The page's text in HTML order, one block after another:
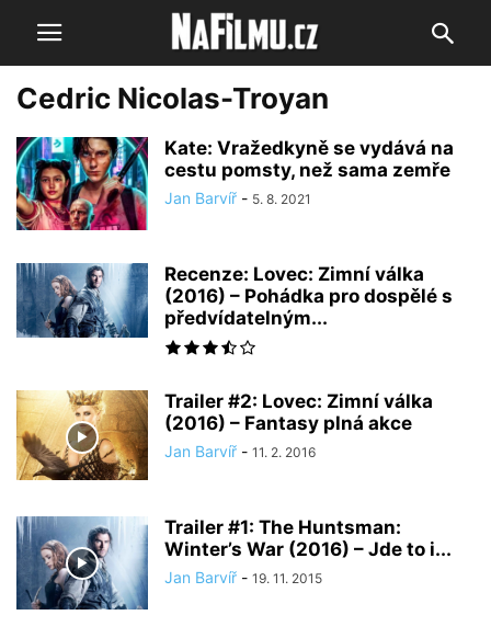
Cedric Nicolas-Troyan
Kate: Vražedkyně se vydává na
cestu pomsty, než sama zemře
Jan Barvíř - 5. 8. 2021
Recenze: Lovec: Zimní válka
(2016) – Pohádka pro dospělé s
předvídatelným...
Trailer #2: Lovec: Zimní válka
(2016) – Fantasy plná akce
Jan Barvíř - 11. 2. 2016
Trailer #1: The Huntsman:
Winter’s War (2016) – Jde to i...
Jan Barvíř - 19. 11. 2015